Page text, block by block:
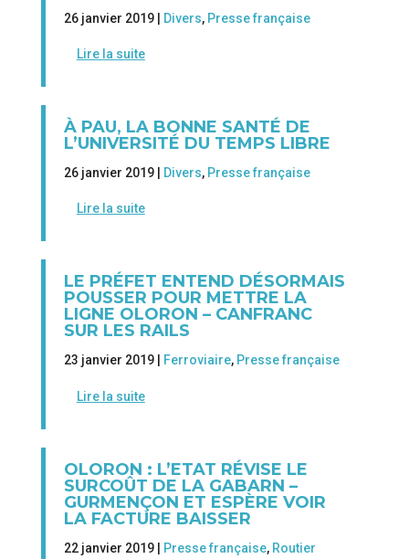
26 janvier 2019 | Divers, Presse française
Lire la suite
À PAU, LA BONNE SANTÉ DE
L’UNIVERSITÉ DU TEMPS LIBRE
26 janvier 2019 | Divers, Presse française
Lire la suite
LE PRÉFET ENTEND DÉSORMAIS
POUSSER POUR METTRE LA
LIGNE OLORON – CANFRANC
SUR LES RAILS
23 janvier 2019 | Ferroviaire, Presse française
Lire la suite
OLORON : L’ETAT RÉVISE LE
SURCOÛT DE LA GABARN –
GURMENÇON ET ESPÈRE VOIR
LA FACTURE BAISSER
22 janvier 2019 | Presse française, Routier